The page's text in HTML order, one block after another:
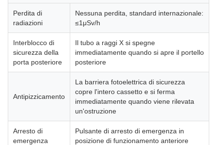
Perdita di
radiazioni
Nessuna perdita, standard internazionale:
≤1μSv/h
Interblocco di
sicurezza della
porta posteriore
Il tubo a raggi X si spegne
immediatamente quando si apre il portello
posteriore
Antipizzicamento
La barriera fotoelettrica di sicurezza
copre l'intero cassetto e si ferma
immediatamente quando viene rilevata
un'ostruzione
Arresto di
emergenza
Pulsante di arresto di emergenza in
posizione di funzionamento anteriore